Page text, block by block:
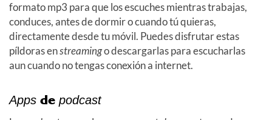
formato mp3 para que los escuches mientras trabajas,
conduces, antes de dormir o cuando tú quieras,
directamente desde tu móvil. Puedes disfrutar estas
píldoras enstreamingo descargarlas para escucharlas
aun cuando no tengas conexión a internet.
Apps de podcast